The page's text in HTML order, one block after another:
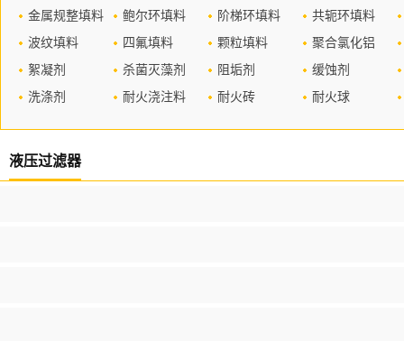
金属规整填料
鲍尔环填料 阶梯环填料
共轭环填料
波纹填料
四氟填料 颗粒填料
聚合氯化铝
絮凝剂
杀菌灭藻剂 阻垢剂
缓蚀剂
洗涤剂
耐火浇注料 耐火砖 耐火球
液压过滤器